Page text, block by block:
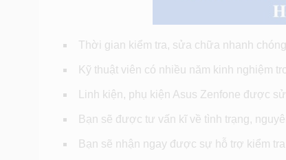
Thời gian kiểm tra, sửa chữa nhanh
Kỹ thuật viên có nhiều năm kinh nghiệm
Linh kiện, phụ kiện Asus Zenfone được
Bạn sẽ được tư vấn kĩ về tình trạng,
Bạn sẽ nhận ngay được sự hỗ trợ kiểm